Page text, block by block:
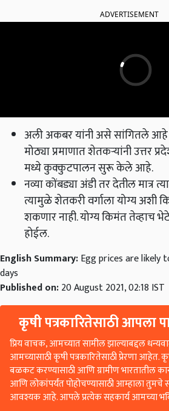
ADVERTISEMENT
अली अकबर यांनी असे सांगितले आहे
मोठ्या प्रमाणात शेतकऱ्यांनी उत्तर
मध्ये कुक्कुटपालन सुरू केले आहे.
नव्या कोंबड्या अंडी तर देतील
त्यामुळे शेतकरी वर्गाला योग्य अशी
शकणार नाही. योग्य किमंत तेव्हाच
होईल.
English Summary:Egg prices are
days
Published on:20 August 2021, 02:18 IST
कृषी पत्रकारितेसाठी आपला
प्रिय वाचक, आमच्यात सामील झाल्याबद्दल
आमच्यासाठी कृषी पत्रकारितेसाठी प्रेरणा आहेत.
बळकट करण्यासाठी आणि ग्रामीण भारतातील
आणि लोकांपर्यंत पोहोचण्यासाठी आम्हाला तुमचे
आवश्यक आहे. आपले प्रत्येक सहकार्य आमच्या